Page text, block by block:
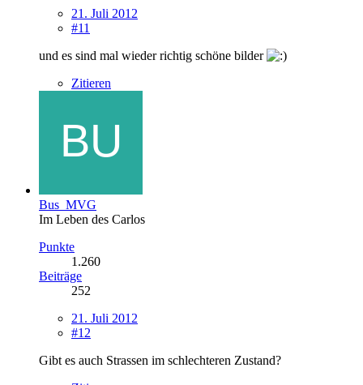
21. Juli 2012
#11
und es sind mal wieder richtig schöne bilder
Zitieren
Bus_MVG
Im Leben des Carlos
Punkte
1.260
Beiträge
252
21. Juli 2012
#12
Gibt es auch Strassen im schlechteren Zustand?